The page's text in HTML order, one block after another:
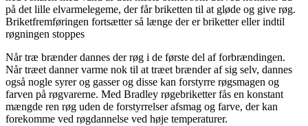
på det lille elvarmelegeme, der får briketten til at gløde og give røg.
Briketfremføringen fortsætter så længe der er briketter eller indtil
røgningen stoppes
Når træ brænder dannes der røg i de første del af forbrændingen.
Når træet danner varme nok til at træet brænder af sig selv, dannes
også nogle syrer og gasser og disse kan forstyrre røgsmagen og
farven på røgvarerne. Med Bradley røgebriketter fås en konstant
mængde ren røg uden de forstyrrelser afsmag og farve, der kan
forekomme ved røgdannelse ved høje temperaturer.